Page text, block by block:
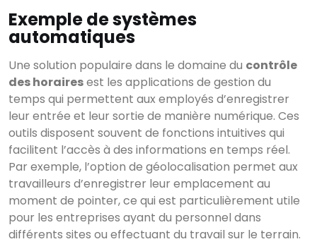
Exemple de systèmes
automatiques
Une solution populaire dans le domaine du contrôle
des horairesest les applications de gestion du
temps qui permettent aux employés d’enregistrer
leur entrée et leur sortie de manière numérique. Ces
outils disposent souvent de fonctions intuitives qui
facilitent l’accès à des informations en temps réel.
Par exemple, l’option de géolocalisation permet aux
travailleurs d’enregistrer leur emplacement au
moment de pointer, ce qui est particulièrement utile
pour les entreprises ayant du personnel dans
différents sites ou effectuant du travail sur le terrain.